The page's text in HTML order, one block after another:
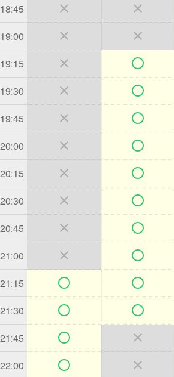
18:45  
19:00  
19:15  
19:30  
19:45  
20:00  
20:15  
20:30  
20:45  
21:00  
21:15  
21:30  
21:45  
22:00  